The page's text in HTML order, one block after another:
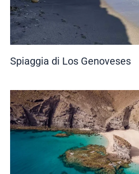
Spiaggia di Los Genoveses